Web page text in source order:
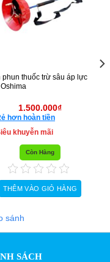
phun thuốc trừ sâu áp lực
1.500.000₫
hơn hoàn tiền
khuyễn mãi
Còn Hàng
THÊM VÀO GIỎ HÀNG
sánh
SÁCH